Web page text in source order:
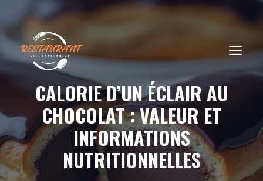
au
contenu
CALORIE D’UN ÉCLAIR AU
CHOCOLAT : VALEUR ET
INFORMATIONS
NUTRITIONNELLES